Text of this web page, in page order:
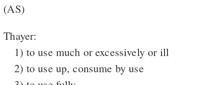
(AS)
Thayer:
1) to use much or excessively or ill
2) to use up, consume by use